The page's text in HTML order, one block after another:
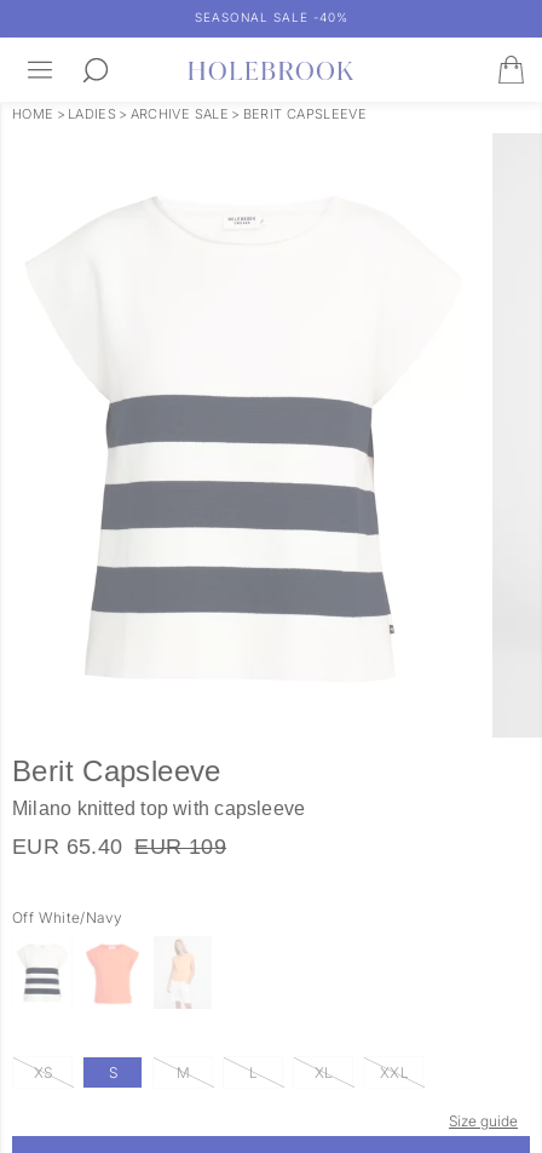
SEASONAL SALE -40%
HOME > LADIES > ARCHIVE SALE > BERIT CAPSLEEVE
Berit Capsleeve
Milano knitted top with capsleeve
EUR 65.40 EUR 109
Off White/Navy
XS S M L XL XXL
Size guide